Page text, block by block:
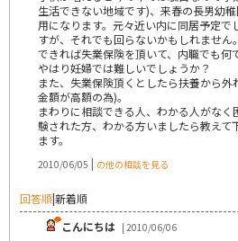
生活できない地域です)、来春の長男幼
用になります。元々近い内に同居予定で
すが、それでも回らないかもしれません。
できれば失業保険を頂いて、内職でも何
やはり妊婦では難しいでしょうか？
また、失業保険頂くとしたら扶養から外
金額が高額の為)。
まわりに相談できる人、わかる人がなく
験された方、わかる方いましたら教えて
ます。
2010/06/05 | の他の相談を見る
回答順|新着順
こんにちは | 2010/06/06